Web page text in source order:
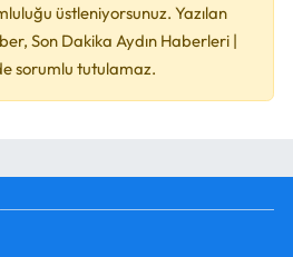
üstleniyorsunuz. Yazılan
Son Dakika Aydın Haberleri |
sorumlu tutulamaz.